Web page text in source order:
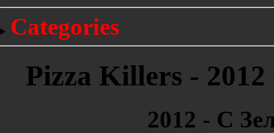
Categories
Pizza Killers -
2012 - С